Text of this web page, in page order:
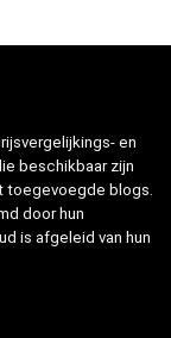
en
beschikbaar zijn
toegevoegde blogs.
door hun
is afgeleid van hun